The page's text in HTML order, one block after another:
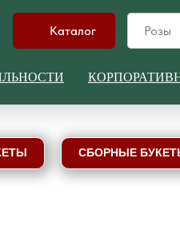
Каталог
СБОРНЫЕ